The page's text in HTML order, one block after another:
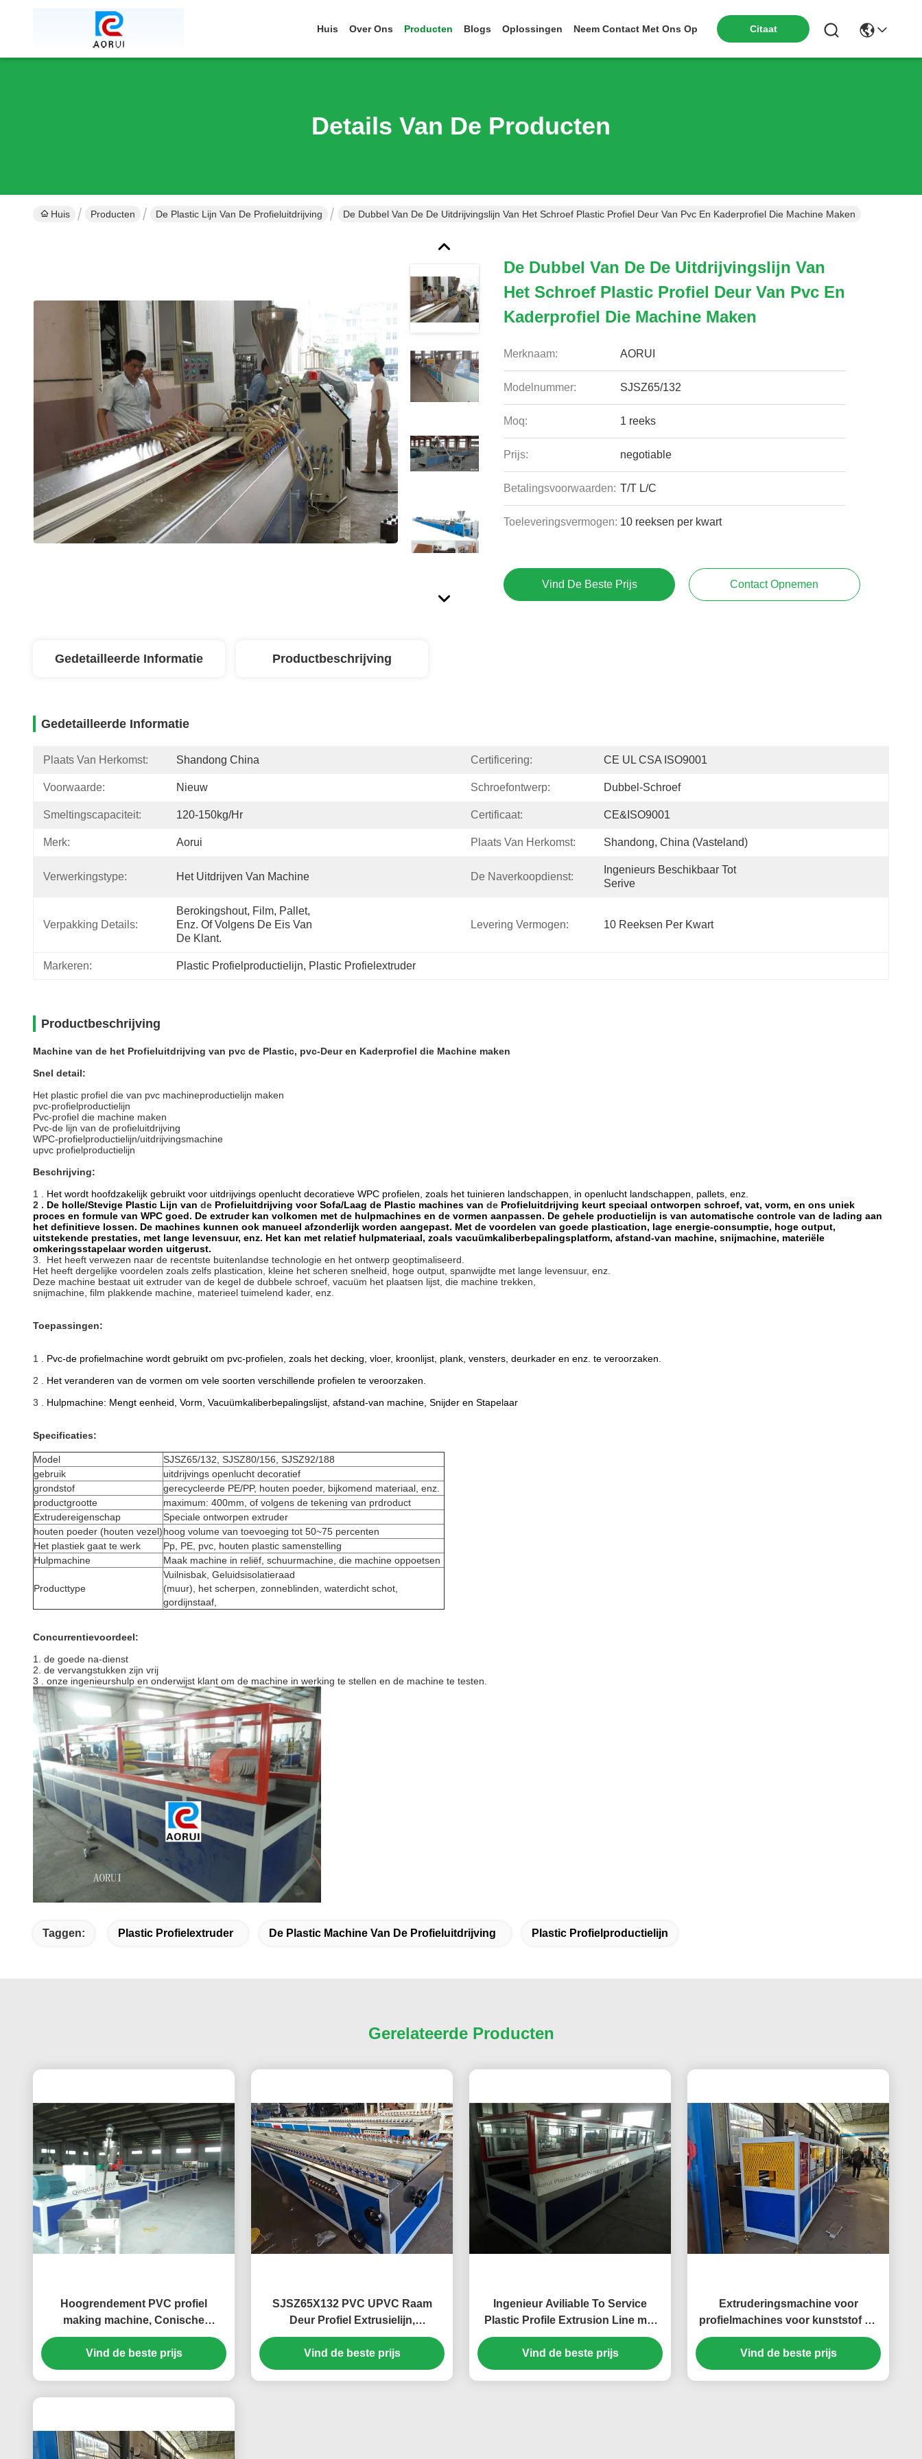
Huis Over Ons Producten Blogs Oplossingen Neem Contact Met Ons Op Citaat
Details Van De Producten
Huis Producten De Plastic Lijn Van De Profieluitdrijving De Dubbel Van De De Uitdrijvingslijn Van Het Schroef Plastic Profiel Deur Van Pvc En Kaderprofiel Die Machine Maken
De Dubbel Van De De Uitdrijvingslijn Van
Het Schroef Plastic Profiel Deur Van Pvc En
Kaderprofiel Die Machine Maken
Merknaam: AORUI
Modelnummer: SJSZ65/132
Moq: 1 reeks
Prijs: negotiable
Betalingsvoorwaarden: T/T L/C
Toeleveringsvermogen: 10 reeksen per kwart
Vind De Beste Prijs Contact Opnemen
Gedetailleerde Informatie Productbeschrijving
Gedetailleerde Informatie
Plaats Van Herkomst: Shandong China Certificering: CE UL CSA ISO9001
Voorwaarde: Nieuw Schroefontwerp: Dubbel-Schroef
Smeltingscapaciteit: 120-150kg/hr Certificaat: CE&ISO9001
Merk: Aorui Plaats Van Herkomst: Shandong, China (Vasteland)
Verwerkingstype: Het Uitdrijven Van Machine De Naverkoopdienst:
Ingenieurs Beschikbaar Tot
Serive
Verpakking Details:
Berokingshout, Film, Pallet,
Enz. Of Volgens De Eis Van
De Klant.
Levering Vermogen: 10 Reeksen Per Kwart
Markeren: Plastic Profielproductielijn, Plastic Profielextruder
Productbeschrijving
Machine van de het Profieluitdrijving van pvc de Plastic, pvc-Deur en Kaderprofiel die Machine maken
Snel detail:
Het plastic profiel die van pvc machineproductielijn maken
pvc-profielproductielijn
Pvc-profiel die machine maken
Pvc-de lijn van de profieluitdrijving
WPC-profielproductielijn/uitdrijvingsmachine
upvc profielproductielijn
Beschrijving:
1 . Het wordt hoofdzakelijk gebruikt voor uitdrijvings openlucht decoratieve WPC profielen, zoals het tuinieren landschappen, in openlucht landschappen, pallets, enz.
2 . De holle/Stevige Plastic Lijn van de Profieluitdrijving voor Sofa/Laag de Plastic machines van de Profieluitdrijving keurt speciaal ontworpen schroef, vat, vorm, en ons uniek
proces en formule van WPC goed. De extruder kan volkomen met de hulpmachines en de vormen aanpassen. De gehele productielijn is van automatische controle van de lading aan
het definitieve lossen. De machines kunnen ook manueel afzonderlijk worden aangepast. Met de voordelen van goede plastication, lage energie-consumptie, hoge output,
uitstekende prestaties, met lange levensuur, enz. Het kan met relatief hulpmateriaal, zoals vacuümkaliberbepalingsplatform, afstand-van machine, snijmachine, materiële
omkeringsstapelaar worden uitgerust.
3. Het heeft verwezen naar de recentste buitenlandse technologie en het ontwerp geoptimaliseerd.
Het heeft dergelijke voordelen zoals zelfs plastication, kleine het scheren snelheid, hoge output, spanwijdte met lange levensuur, enz.
Deze machine bestaat uit extruder van de kegel de dubbele schroef, vacuüm het plaatsen lijst, die machine trekken,
snijmachine, film plakkende machine, materieel tuimelend kader, enz.
Toepassingen:
1 . Pvc-de profielmachine wordt gebruikt om pvc-profielen, zoals het decking, vloer, kroonlijst, plank, vensters, deurkader en enz. te veroorzaken.
2 . Het veranderen van de vormen om vele soorten verschillende profielen te veroorzaken.
3 . Hulpmachine: Mengt eenheid, Vorm, Vacuümkaliberbepalingslijst, afstand-van machine, Snijder en Stapelaar
Specificaties:
Model
SJSZ65/132, SJSZ80/156, SJSZ92/188
gebruik
uitdrijvings openlucht decoratief
grondstof
gerecycleerde PE/PP, houten poeder, bijkomend materiaal, enz.
productgrootte
maximum: 400mm, of volgens de tekening van prdroduct
Extrudereigenschap
Speciale ontworpen extruder
houten poeder (houten vezel)hoog volume van toevoeging tot 50~75 percenten
Het plastiek gaat te werk
Pp, PE, pvc, houten plastic samenstelling
Hulpmachine
Maak machine in reliëf, schuurmachine, die machine oppoetsen
Producttype
Vuilnisbak, Geluidsisolatieraad
(muur), het scherpen, zonneblinden, waterdicht schot,
gordijnstaaf,
Concurrentievoordeel:
1. de goede na-dienst
2. de vervangstukken zijn vrij
3 . onze ingenieurshulp en onderwijst klant om de machine in werking te stellen en de machine te testen.
Taggen: Plastic Profielextruder De Plastic Machine Van De Profieluitdrijving Plastic Profielproductielijn
Gerelateerde Producten
Hoogrendement PVC profiel
making machine, Conische
dubbelschroefsextruder voor
UPVC profielen
Vind de beste prijs
SJSZ65X132 PVC UPVC Raam
Deur Profiel Extrusielijn,
Volautomatische PVC Raam Profiel
Machine
Vind de beste prijs
Ingenieur Aviliable To Service
Plastic Profile Extrusion Line met
38 Moaia schroef materiaal en
SJSZ65X132 schroef diameter
Vind de beste prijs
Extruderingsmachine voor
profielmachines voor kunststof en
gebruiksvriendelijk
Vind de beste prijs